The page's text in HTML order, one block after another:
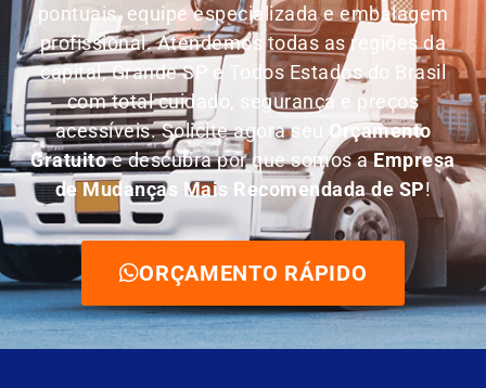
pontuais, equipe especializada e embalagem
profissional. Atendemos todas as regiões da
capital, Grande SP e Todos Estados do Brasil
com total cuidado, segurança e preços
acessíveis. Solicite agora seu
O rçamento
Gratuitoe descubra por que somos aEmpresa
de Mudanças Mais Recomendada de SP!
ORÇAMENTO RÁPIDO